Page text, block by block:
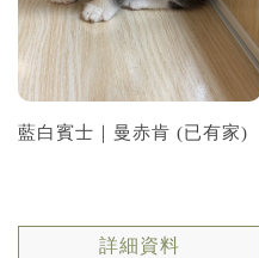
藍白賓士｜曼赤肯 (已有家)
詳細資料